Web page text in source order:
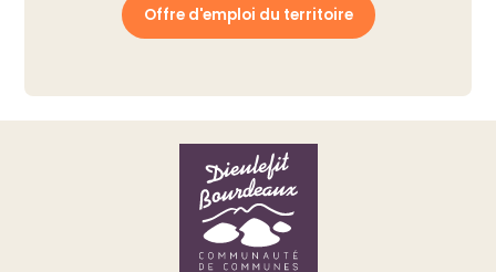
Offre d'emploi du territoire